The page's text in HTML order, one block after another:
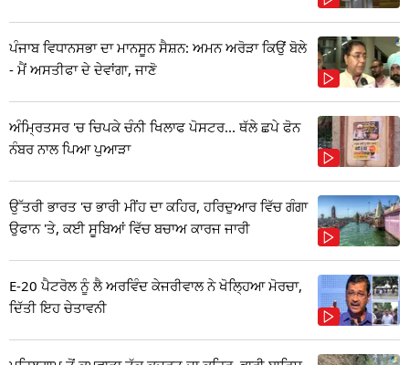
ਪੰਜਾਬ ਵਿਧਾਨਸਭਾ ਦਾ ਮਾਨਸੂਨ ਸੈਸ਼ਨ: ਅਮਨ ਅਰੋੜਾ ਕਿਉਂ ਬੋਲੇ
- ਮੈਂ ਅਸਤੀਫਾ ਦੇ ਦੇਵਾਂਗਾ, ਜਾਣੋ
ਅੰਮ੍ਰਿਤਸਰ 'ਚ ਚਿਪਕੇ ਚੰਨੀ ਖਿਲਾਫ ਪੋਸਟਰ... ਥੱਲੇ ਛਪੇ ਫੋਨ
ਨੰਬਰ ਨਾਲ ਪਿਆ ਪੁਆੜਾ
ਉੱਤਰੀ ਭਾਰਤ 'ਚ ਭਾਰੀ ਮੀਂਹ ਦਾ ਕਹਿਰ, ਹਰਿਦੁਆਰ ਵਿੱਚ ਗੰਗਾ
ਉਫਾਨ 'ਤੇ, ਕਈ ਸੂਬਿਆਂ ਵਿੱਚ ਬਚਾਅ ਕਾਰਜ ਜਾਰੀ
E-20 ਪੈਟਰੋਲ ਨੂੰ ਲੈ ਅਰਵਿੰਦ ਕੇਜਰੀਵਾਲ ਨੇ ਖੋਲ੍ਹਿਆ ਮੋਰਚਾ,
ਦਿੱਤੀ ਇਹ ਚੇਤਾਵਨੀ